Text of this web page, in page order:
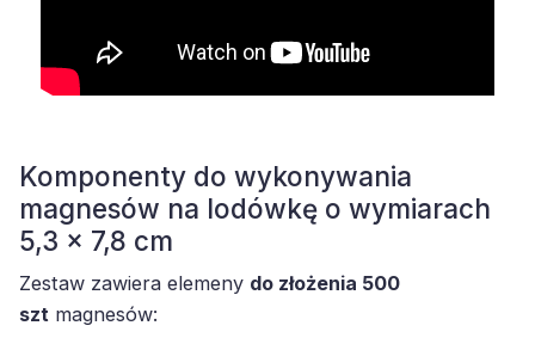
Komponenty do wykonywania
magnesów na lodówkę o wymiarach
5,3 x 7,8 cm
Zestaw zawiera elemeny do złożenia 500
szt magnesów: